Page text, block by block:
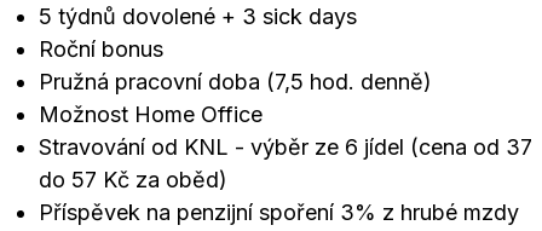
5 týdnů dovolené + 3 sick days
Roční bonus
Pružná pracovní doba (7,5 hod. denně)
Možnost Home Office
Stravování od KNL - výběr ze 6 jídel (cena od 37
do 57 Kč za oběd)
Příspěvek na penzijní spoření 3% z hrubé mzdy